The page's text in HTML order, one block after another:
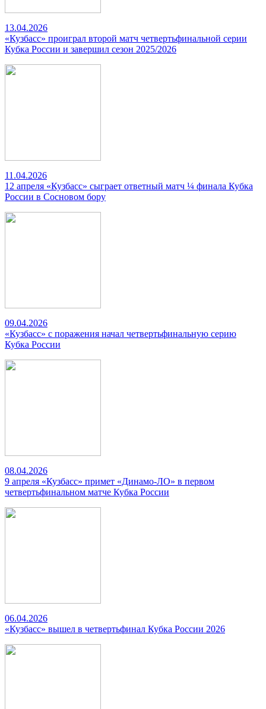
13.04.2026
«Кузбасс» проиграл второй матч четвертьфинальной серии
Кубка России и завершил сезон 2025/2026
11.04.2026
12 апреля «Кузбасс» сыграет ответный матч ¼ финала Кубка
России в Сосновом бору
09.04.2026
«Кузбасс» с поражения начал четвертьфинальную серию
Кубка России
08.04.2026
9 апреля «Кузбасс» примет «Динамо-ЛО» в первом
четвертьфинальном матче Кубка России
06.04.2026
«Кузбасс» вышел в четвертьфинал Кубка России 2026